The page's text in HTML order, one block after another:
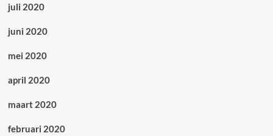
juli 2020
juni 2020
mei 2020
april 2020
maart 2020
februari 2020